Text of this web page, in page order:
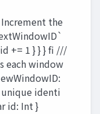
the
+= 1 } } } fi ///
each window
identi
id: Int }